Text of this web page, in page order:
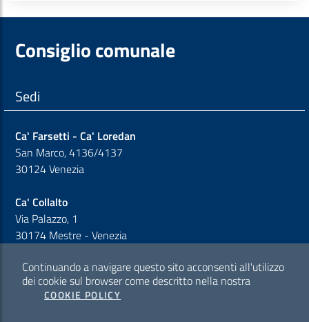
Consiglio comunale
Sedi
Ca' Farsetti - Ca' Loredan
San Marco, 4136/4137
30124 Venezia
Ca' Collalto
Via Palazzo, 1
30174 Mestre - Venezia
Sezione Link Policy
Cookie policy
Continuando a navigare questo sito acconsenti all'utilizzo
dei cookie sul browser come descritto nella nostra
COOKIE POLICY